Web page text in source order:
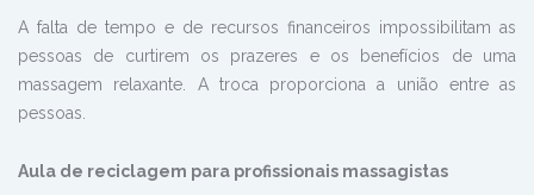
A falta de tempo e de recursos financeiros impossibilitam as
pessoas de curtirem os prazeres e os benefícios de uma
massagem relaxante. A troca proporciona a união entre as
pessoas.
Aula de reciclagem para profissionais massagistas